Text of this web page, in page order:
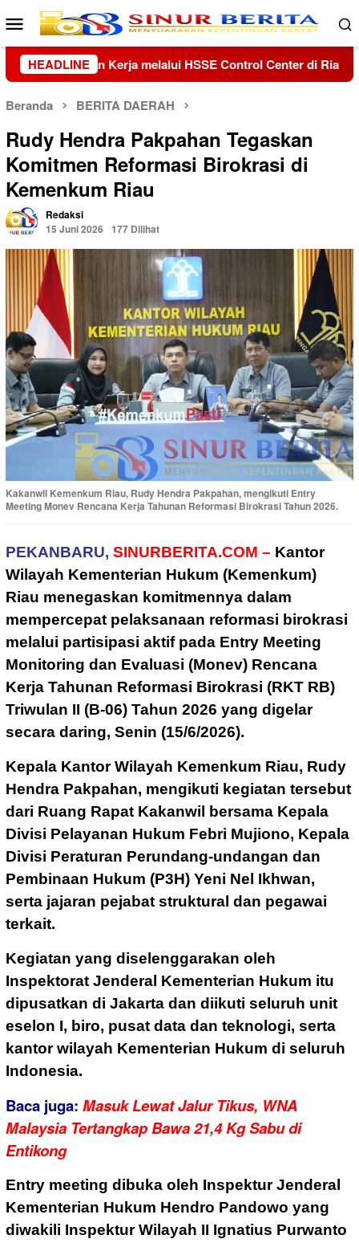
Loncat
ke
konten
Menu
Mobile
HEADLINE
Center di Riau dan Kepri Kolaborasi Lanud
Beranda BERITA DAERAH
Rudy Hendra Pakpahan Tegaskan
Komitmen Reformasi Birokrasi di
Kemenkum Riau
Redaksi
15 Juni 2026
177 Dilihat
Kakanwil Kemenkum Riau, Rudy Hendra Pakpahan, mengikuti Entry
Meeting Monev Rencana Kerja Tahunan Reformasi Birokrasi Tahun 2026.
PEKANBARU, SINURBERITA.COM – Kantor
Wilayah Kementerian Hukum (Kemenkum)
Riau menegaskan komitmennya dalam
mempercepat pelaksanaan reformasi birokrasi
melalui partisipasi aktif pada Entry Meeting
Monitoring dan Evaluasi (Monev) Rencana
Kerja Tahunan Reformasi Birokrasi (RKT RB)
Triwulan II (B-06) Tahun 2026 yang digelar
secara daring, Senin (15/6/2026).
Kepala Kantor Wilayah Kemenkum Riau, Rudy
Hendra Pakpahan, mengikuti kegiatan tersebut
dari Ruang Rapat Kakanwil bersama Kepala
Divisi Pelayanan Hukum Febri Mujiono, Kepala
Divisi Peraturan Perundang-undangan dan
Pembinaan Hukum (P3H) Yeni Nel Ikhwan,
serta jajaran pejabat struktural dan pegawai
terkait.
Kegiatan yang diselenggarakan oleh
Inspektorat Jenderal Kementerian Hukum itu
dipusatkan di Jakarta dan diikuti seluruh unit
eselon I, biro, pusat data dan teknologi, serta
kantor wilayah Kementerian Hukum di seluruh
Indonesia.
Baca juga: Masuk Lewat Jalur Tikus, WNA
Malaysia Tertangkap Bawa 21,4 Kg Sabu di
Entikong
Entry meeting dibuka oleh Inspektur Jenderal
Kementerian Hukum Hendro Pandowo yang
diwakili Inspektur Wilayah II Ignatius Purwanto